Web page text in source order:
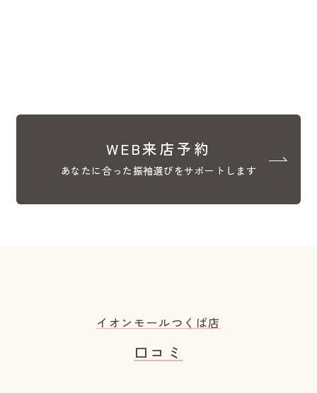
WEB来店予約
あなたに合った振袖選びをサポートします
イオンモールつくば店
口コミ